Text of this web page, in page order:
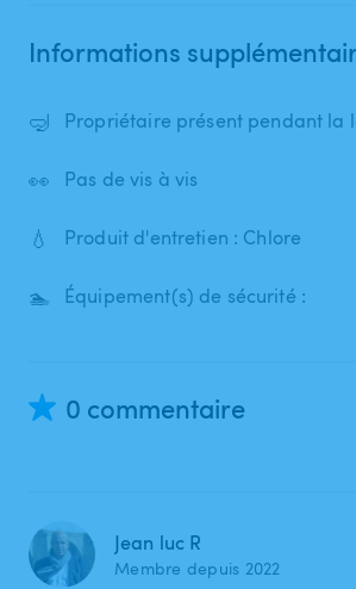
Informations
🤿 Propriétaire présent pendant la
👀 Pas de vis à vis
💧 Produit d'entretien : Chlore
🏊 Équipement(s) de sécurité :
0 commentaire
Jean luc R
Membre depuis 2022